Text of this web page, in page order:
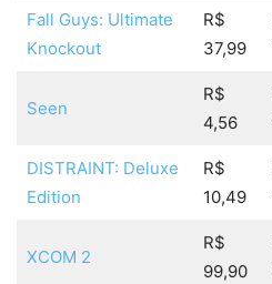
Fall Guys: Ultimate
Knockout
R$
37,99
Seen
R$
4,56
DISTRAINT: Deluxe
Edition
R$
10,49
XCOM 2
R$
99,90